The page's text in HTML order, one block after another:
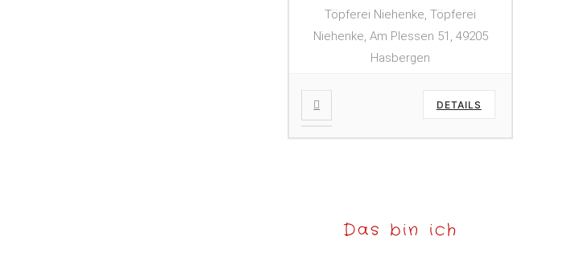
Töpferei Niehenke, Töpferei
Niehenke, Am Plessen 51, 49205
Hasbergen
DETAILS
Das bin ich